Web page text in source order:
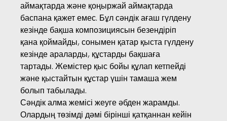
аймақтарда және қоңыржай аймақтарда
баспана қажет емес. Бұл сәндік ағаш гүлдену
кезінде бақша композициясын безендіріп
қана қоймайды, сонымен қатар қыста гүлдену
кезінде араларды, құстарды бақшаға
тартады. Жемістер қыс бойы құлап кетпейді
және қыстайтын құстар үшін тамаша жем
болып табылады.
Сәндік алма жемісі жеуге әбден жарамды.
Олардың төзімді дәмі бірінші қатқаннан кейін